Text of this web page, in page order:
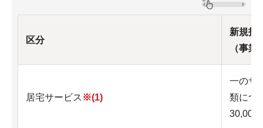
区分
新規指
（事業
居宅サービス ※(1)
一のサ
類につ
30,000